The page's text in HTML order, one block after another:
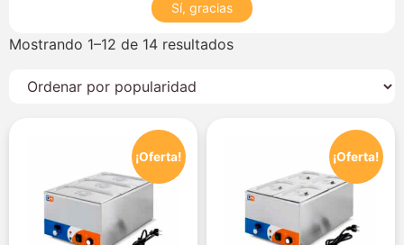
Sí, gracias
Mostrando 1–12 de 14 resultados
¡Oferta! ¡Oferta!